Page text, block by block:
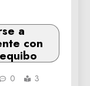
a
con
0
3